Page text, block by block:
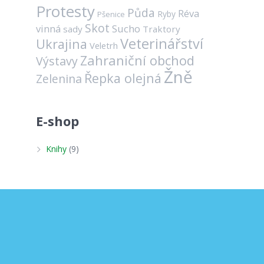
Protesty Pšenice Půda Ryby Réva
vinná sady Skot Sucho Traktory
Ukrajina Veletrh Veterinářství
VýstavyZahraniční obchod
Zelenina Řepka olejná Žně
E-shop
Knihy (9)